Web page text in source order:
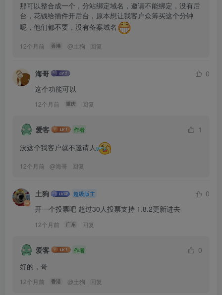
那可以整合成一个，分站绑定域名，邀请不能绑定，没有后
台，花钱给插件开后台，原本想让我客户众筹买这个分钟
呢，他们都不要，没有备案域名
12个月前 香港 @土狗 回复
海哥
0
这个功能可以
12个月前 重庆 回复
爱客 作者
1
没这个我客户就不邀请人
12个月前 @海哥 回复
土狗 超级版主
0
开一个投票吧 超过30人投票支持 1.8.2更新进去
12个月前 广东 回复
爱客 作者
0
好的，哥
12个月前 香港 @土狗 回复